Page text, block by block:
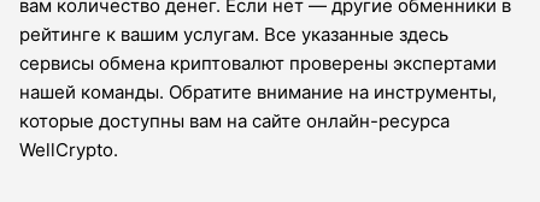
вам количество денег. Если нет — другие обменники в
рейтинге к вашим услугам. Все указанные здесь
сервисы обмена криптовалют проверены экспертами
нашей команды. Обратите внимание на инструменты,
которые доступны вам на сайте онлайн-ресурса
WellCrypto.